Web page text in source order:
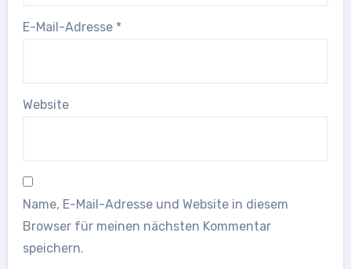
E-Mail-Adresse *
Website
Name, E-Mail-Adresse und Website in diesem
Browser für meinen nächsten Kommentar
speichern.